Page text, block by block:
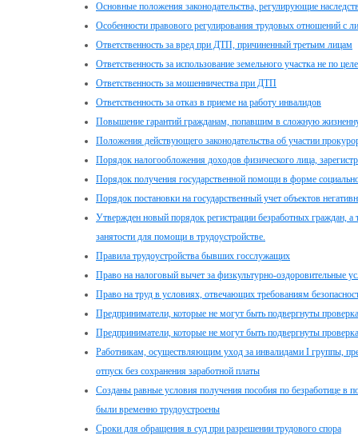
Основные положения законодательства, регулирующие
Особенности правового регулирования трудовых отношений с
Ответственность за вред при ДТП, причиненный третьим лицам
Ответственность за использование земельного участка не по
Ответственность за мошенничества при ДТП
Ответственность за отказ в приеме на работу инвалидов
Повышение гарантий гражданам, попавшим в сложную
Положения действующего законодательства об участии
Порядок налогообложения доходов физического лица,
Порядок получения государственной помощи в форме
Порядок постановки на государственный учет объектов
Утвержден новый порядок регистрации безработных граждан,
занятости для помощи в трудоустройстве.
Правила трудоустройства бывших госслужащих
Право на налоговый вычет за физкультурно-оздоровительные
Право на труд в условиях, отвечающих требованиям
Предприниматели, которые не могут быть подвергнуты
Предприниматели, которые не могут быть подвергнуты
Работникам, осуществляющим уход за инвалидами I группы,
отпуск без сохранения заработной платы
Созданы равные условия получения пособия по безработице в
были временно трудоустроены
Сроки для обращения в суд при разрешении трудового спора